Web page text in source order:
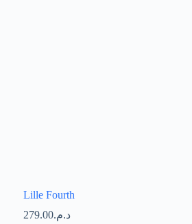
Lille Fourth
د.م.279.00